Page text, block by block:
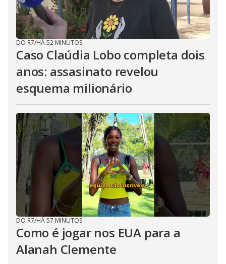
DO R7/HÁ 52 MINUTOS
Caso Claúdia Lobo completa dois
anos: assasinato revelou
esquema milionário
DO R7/HÁ 57 MINUTOS
Como é jogar nos EUA para a
Alanah Clemente